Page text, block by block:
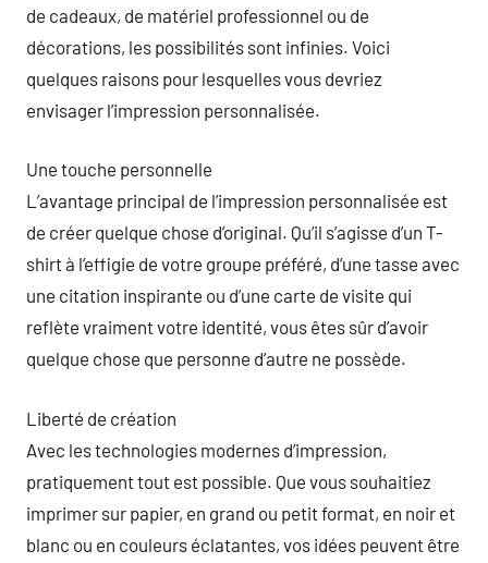
de cadeaux, de matériel professionnel ou de
décorations, les possibilités sont infinies. Voici
quelques raisons pour lesquelles vous devriez
envisager l’impression personnalisée.
Une touche personnelle
L’avantage principal de l’impression personnalisée est
de créer quelque chose d’original. Qu’il s’agisse d’un T-
shirt à l’effigie de votre groupe préféré, d’une tasse avec
une citation inspirante ou d’une carte de visite qui
reflète vraiment votre identité, vous êtes sûr d’avoir
quelque chose que personne d’autre ne possède.
Liberté de création
Avec les technologies modernes d’impression,
pratiquement tout est possible. Que vous souhaitiez
imprimer sur papier, en grand ou petit format, en noir et
blanc ou en couleurs éclatantes, vos idées peuvent être